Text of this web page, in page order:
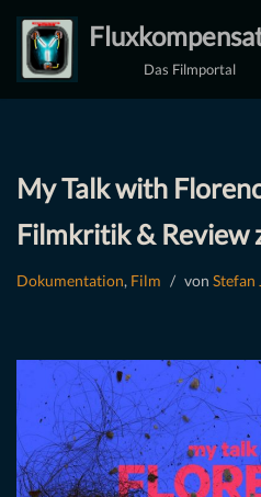
Zum
Inhalt
Das Filmportal
My Talk with
Filmkritik & Review
Dokumentation, Film von Stefan